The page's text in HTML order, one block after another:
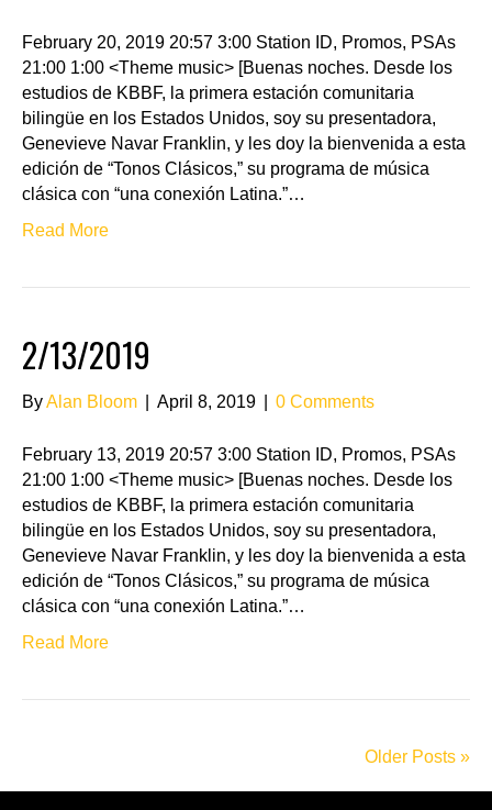
February 20, 2019 20:57 3:00 Station ID, Promos, PSAs
21:00 1:00 <Theme music> [Buenas noches. Desde los
estudios de KBBF, la primera estación comunitaria
bilingüe en los Estados Unidos, soy su presentadora,
Genevieve Navar Franklin, y les doy la bienvenida a esta
edición de “Tonos Clásicos,” su programa de música
clásica con “una conexión Latina.”…
Read More
2/13/2019
ByAlan Bloom April 8, 2019 0 Comments
February 13, 2019 20:57 3:00 Station ID, Promos, PSAs
21:00 1:00 <Theme music> [Buenas noches. Desde los
estudios de KBBF, la primera estación comunitaria
bilingüe en los Estados Unidos, soy su presentadora,
Genevieve Navar Franklin, y les doy la bienvenida a esta
edición de “Tonos Clásicos,” su programa de música
clásica con “una conexión Latina.”…
Read More
Older Posts »